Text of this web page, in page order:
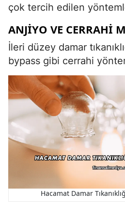
çok tercih edilen
ANJIYO VE CERRAHI
İleri düzey damar
bypass gibi cerrahi
Hacamat Damar